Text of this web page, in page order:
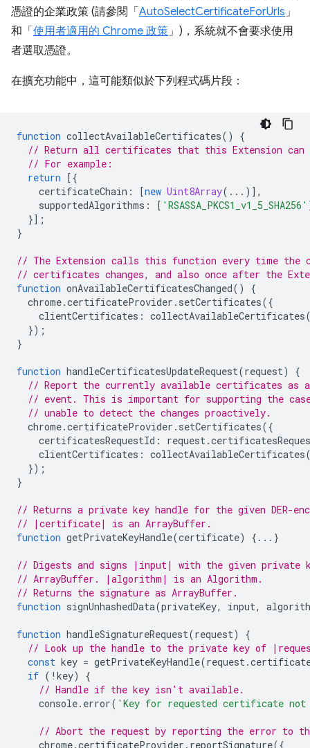
憑證的企業政策 (請參閱「 AutoSelectCertificateForUrls」
和「 使用者適用的 Chrome 政策」)，系統就不會要求使用
者選取憑證。
在擴充功能中，這可能類似於下列程式碼片段：
function collectAvailableCertificates()
{
// Return all certificates that this Extension can
// For example:
return [{
certificateChain : [new Uint8Array(...)],
supportedAlgorithms : [ 'RSASSA_PKCS1_v1_5_SHA256'
}];
}
// The Extension calls this function every time
// certificates changes, and also once after the
function onAvailableCertificatesChanged()
{
chrome.certificateProvider . setCertificates({
clientCertificates : collectAvailableCertificates
});
}
function handleCertificatesUpdateRequest(request)
{
// Report the currently available certificates as a
// event. This is important for supporting the
// unable to detect the changes proactively.
chrome.certificateProvider . setCertificates({
certificatesRequestId : request.
clientCertificates : collectAvailableCertificates
});
}
// Returns a private key handle for the given DER-
// |certificate| is an ArrayBuffer.
function getPrivateKeyHandle(certificate) {...}
// Digests and signs |input| with the given
// ArrayBuffer. |algorithm| is an Algorithm.
// Returns the signature as ArrayBuffer.
function signUnhashedData(privateKey, input,
function handleSignatureRequest(request)
{
// Look up the handle to the private key of
const key = getPrivateKeyHandle(request.
if ( ! key)
{
// Handle if the key isn't available.
console. error( 'Key for requested certificate
// Abort the request by reporting the error to
chrome.certificateProvider . reportSignature({